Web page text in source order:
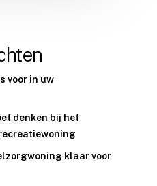
voor in uw
denken bij het
klaar voor